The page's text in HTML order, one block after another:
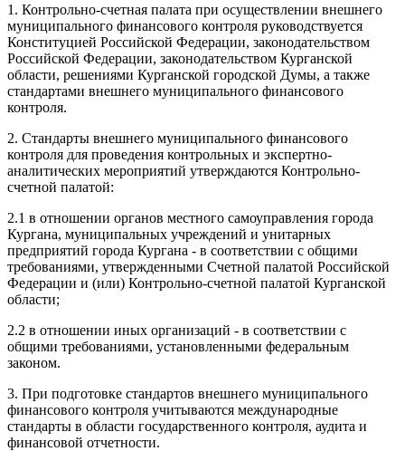
1. Контрольно-счетная палата при осуществлении внешнего
муниципального финансового контроля руководствуется
Конституцией Российской Федерации, законодательством
Российской Федерации, законодательством Курганской
области, решениями Курганской городской Думы, а также
стандартами внешнего муниципального финансового
контроля.
2. Стандарты внешнего муниципального финансового
контроля для проведения контрольных и экспертно-
аналитических мероприятий утверждаются Контрольно-
счетной палатой:
2.1 в отношении органов местного самоуправления города
Кургана, муниципальных учреждений и унитарных
предприятий города Кургана - в соответствии с общими
требованиями, утвержденными Счетной палатой Российской
Федерации и (или) Контрольно-счетной палатой Курганской
области;
2.2 в отношении иных организаций - в соответствии с
общими требованиями, установленными федеральным
законом.
3. При подготовке стандартов внешнего муниципального
финансового контроля учитываются международные
стандарты в области государственного контроля, аудита и
финансовой отчетности.